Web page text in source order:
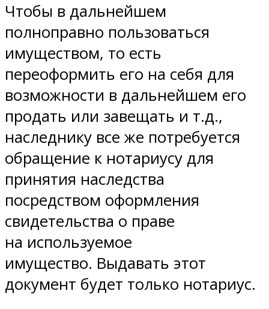
Чтобы в дальнейшем
полноправно пользоваться
имуществом, то есть
переоформить его на себя для
возможности в дальнейшем его
продать или завещать и т.д.,
наследнику все же потребуется
обращение к нотариусу для
принятия наследства
посредством оформления
свидетельства о праве
на используемое
имущество. Выдавать этот
документ будет только нотариус.